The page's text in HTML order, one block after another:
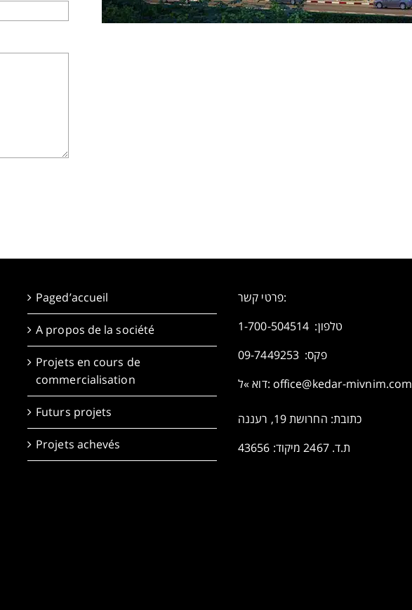
Paged’accueil
A propos de la société
Projets en cours de
commercialisation
Futurs projets
Projets achevés
פרטי קשר:
טלפון: 1-700-504514
פקס: 09-7449253
דוא »ל: office@kedar-mivnim.com
כתובת: החרושת 19, רעננה
ת.ד. 2467 מיקוד: 43656